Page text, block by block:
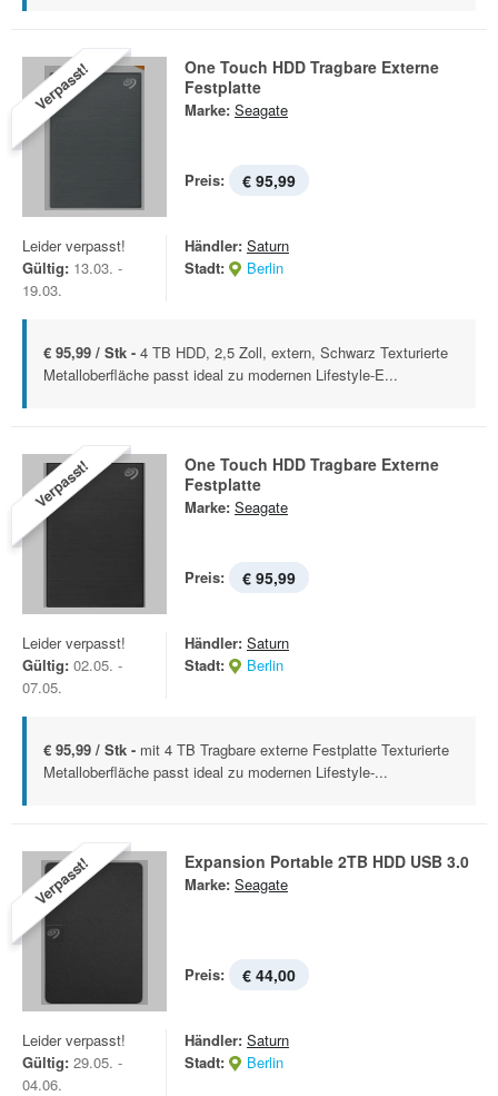
Verpasst!
One Touch HDD Tragbare Externe
Festplatte
Marke: Seagate
Preis: € 95,99
Leider verpasst!
Gültig: 13.03. -
19.03.
Händler: Saturn
Stadt:
Berlin
€ 95,99 / Stk - 4 TB HDD, 2,5 Zoll, extern, Schwarz Texturierte
Metalloberfläche passt ideal zu modernen Lifestyle-E...
Verpasst!
One Touch HDD Tragbare Externe
Festplatte
Marke: Seagate
Preis: € 95,99
Leider verpasst!
Gültig: 02.05. -
07.05.
Händler: Saturn
Stadt:
Berlin
€ 95,99 / Stk - mit 4 TB Tragbare externe Festplatte Texturierte
Metalloberfläche passt ideal zu modernen Lifestyle-...
Verpasst! Expansion Portable 2TB HDD USB 3.0
Marke: Seagate
Preis: € 44,00
Leider verpasst!
Gültig: 29.05. -
04.06.
Händler: Saturn
Stadt:
Berlin